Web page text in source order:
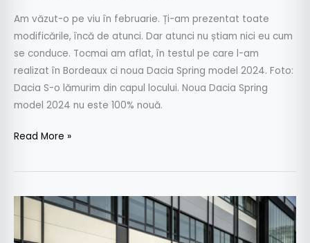
Am văzut-o pe viu în februarie. Ți-am prezentat toate
modificările, încă de atunci. Dar atunci nu știam nici eu cum
se conduce. Tocmai am aflat, în testul pe care l-am
realizat în Bordeaux ci noua Dacia Spring model 2024. Foto:
Dacia S-o lămurim din capul locului. Noua Dacia Spring
model 2024 nu este 100% nouă.
Read More »
Dacia
Spring
Extreme